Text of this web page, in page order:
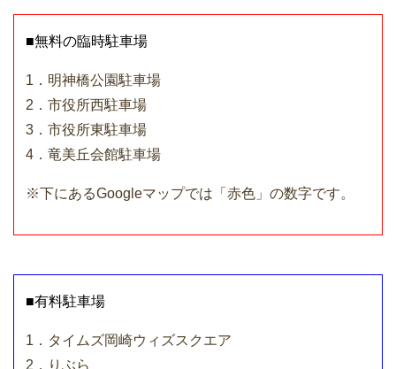
■無料の臨時駐車場
1．明神橋公園駐車場
2．市役所西駐車場
3．市役所東駐車場
4．竜美丘会館駐車場
※下にあるGoogleマップでは「赤色」の数字です。
■有料駐車場
1．タイムズ岡崎ウィズスクエア
2．りぶら